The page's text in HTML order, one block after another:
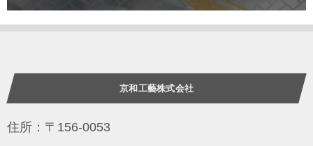
京和工藝株式会社
住所：〒156-0053